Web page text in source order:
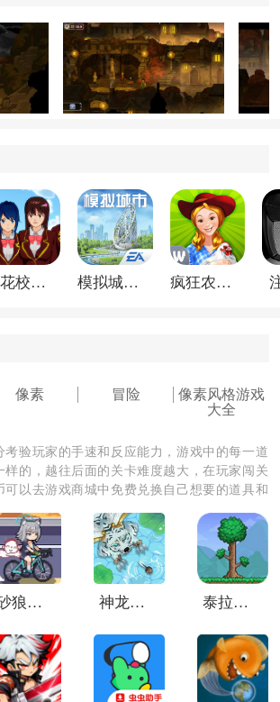
民视角，观察他们的行动轨迹，找到
。
：
，用于存放钥匙、面具等物品，玩家
线索串联解开谜题。
术，加上逐步递进的悬疑氛围，每次
。
了可重玩性，每个决定都影响故事走
樱花校园模拟器1.048.00中文版 模拟城市我是巿长联机版 疯狂农场3美国派19
像素 冒险
像素风格游戏
大全
考验玩家的手速和反应能力，游戏中的每一道
样的，越往后面的关卡难度越大，在玩家闯关
可以去游戏商城中免费兑换自己想要的道具和
中玩的不亦乐乎了，快来和他偶遇吧。
砂狼白子的骑行 神龙吞噬传说 泰拉瑞亚灾厄